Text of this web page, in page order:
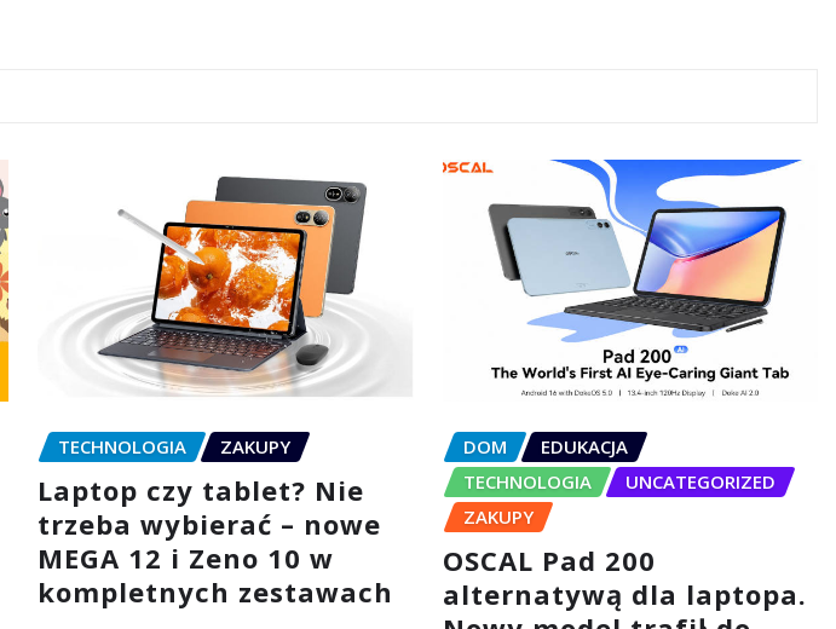
TECHNOLOGIA ZAKUPY
Laptop czy tablet? Nie
trzeba wybierać – nowe
MEGA 12 i Zeno 10 w
kompletnych zestawach
DOM
EDUKACJA
TECHNOLOGIA
UNCATEGORIZED
ZAKUPY
OSCAL Pad 200
alternatywą dla laptopa.